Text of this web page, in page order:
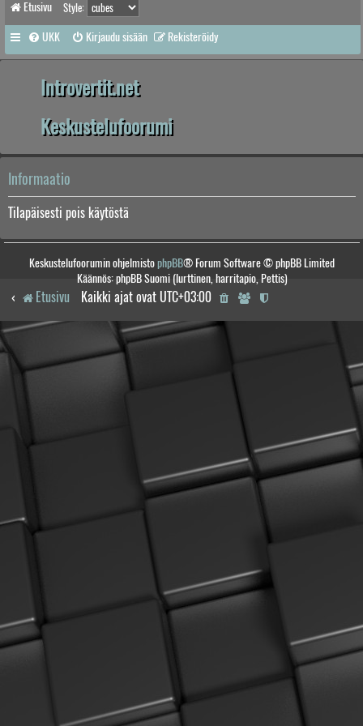
Etusivu Style:
UKK Kirjaudu sisään Rekisteröidy
Introvertit.net
Keskustelufoorumi
Informaatio
Tilapäisesti pois käytöstä
Keskustelufoorumin ohjelmistophpBB® Forum Software © phpBB Limited
Käännös: phpBB Suomi (lurttinen, harritapio, Pettis)
Etusivu Kaikki ajat ovat UTC+03:00